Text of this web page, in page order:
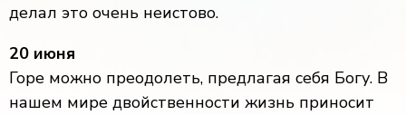
делал это очень неистово.
20 июня
Горе можно преодолеть, предлагая себя Богу. В
нашем мире двойственности жизнь приносит